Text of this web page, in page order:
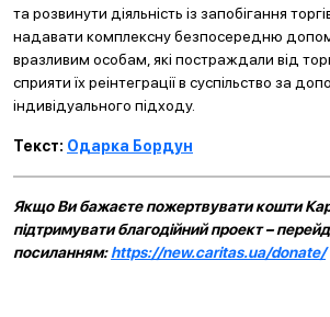
та розвинути діяльність із запобігання
надавати комплексну безпосередню
вразливим особам, які постраждали від
сприяти їх реінтеграції в суспільство за
індивідуального підходу.
Текст: Одарка Бордун
Якщо Ви бажаєте пожертвувати кошти
підтримувати благодійний проект –
посиланням:https://new.caritas.ua/donate/